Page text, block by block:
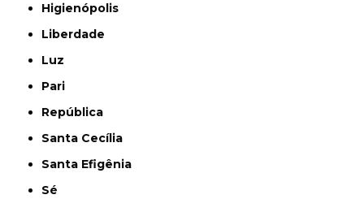
Higienópolis
Liberdade
Luz
Pari
República
Santa Cecília
Santa Efigênia
Sé